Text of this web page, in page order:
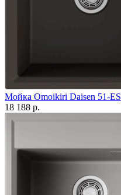
Мойка Omoikiri Daisen 51-ES
18 188 р.